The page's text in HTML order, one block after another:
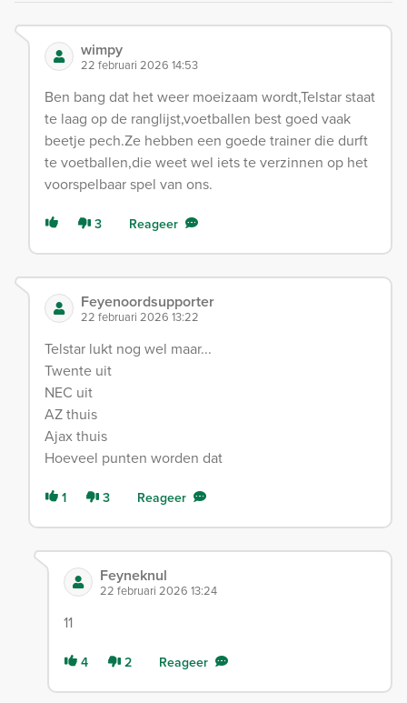
wimpy
22 februari 2026 14:53
Ben bang dat het weer moeizaam wordt,Telstar staat
te laag op de ranglijst,voetballen best goed vaak
beetje pech.Ze hebben een goede trainer die durft
te voetballen,die weet wel iets te verzinnen op het
voorspelbaar spel van ons.
3 Reageer
Feyenoordsupporter
22 februari 2026 13:22
Telstar lukt nog wel maar...
Twente uit
NEC uit
AZ thuis
Ajax thuis
Hoeveel punten worden dat
1 3 Reageer
Feyneknul
22 februari 2026 13:24
11
4 2 Reageer